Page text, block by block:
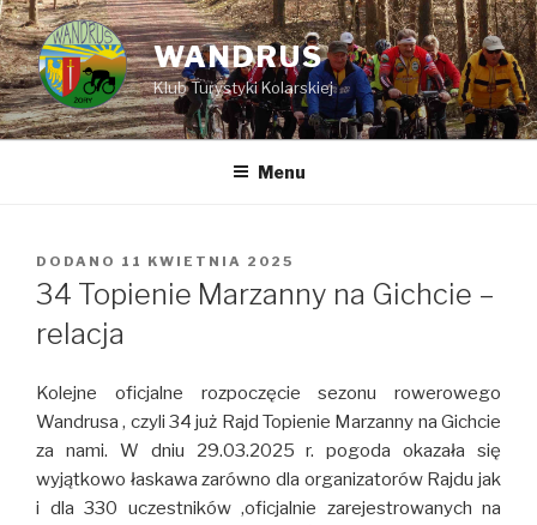
Przejdź
do
treści
WANDRUS
Klub Turystyki Kolarskiej
Menu
DODANO OPUBLIKOWANE
W
11 KWIETNIA 2025
34 Topienie Marzanny na Gichcie –
relacja
Kolejne oficjalne rozpoczęcie sezonu rowerowego
Wandrusa , czyli 34 już Rajd Topienie Marzanny na Gichcie
za nami. W dniu 29.03.2025 r. pogoda okazała się
wyjątkowo łaskawa zarówno dla organizatorów Rajdu jak
i dla 330 uczestników ,oficjalnie zarejestrowanych na